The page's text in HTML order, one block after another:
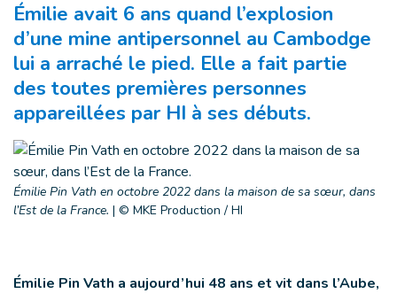
Émilie avait 6 ans quand l’explosion
d’une mine antipersonnel au Cambodge
lui a arraché le pied. Elle a fait partie
des toutes premières personnes
appareillées par HI à ses débuts.
Émilie Pin Vath en octobre 2022 dans la maison de sa sœur, dans
l’Est de la France. | © MKE Production / HI
Émilie Pin Vath a aujourd’hui 48 ans et vit dans l’Aube,